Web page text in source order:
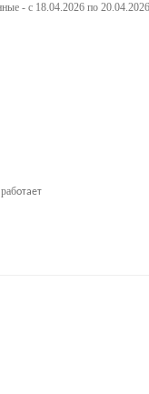
- с 18.04.2026 по 20.04.2026
работает